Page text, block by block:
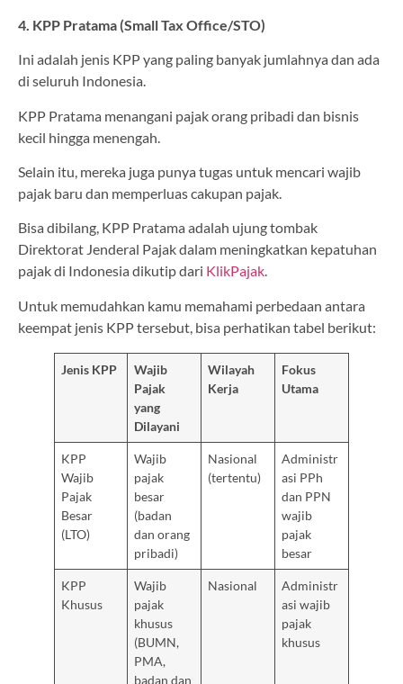
4. KPP Pratama (Small Tax Office/STO)
Ini adalah jenis KPP yang paling banyak jumlahnya dan ada
di seluruh Indonesia.
KPP Pratama menangani pajak orang pribadi dan bisnis
kecil hingga menengah.
Selain itu, mereka juga punya tugas untuk mencari wajib
pajak baru dan memperluas cakupan pajak.
Bisa dibilang, KPP Pratama adalah ujung tombak
Direktorat Jenderal Pajak dalam meningkatkan kepatuhan
pajak di Indonesia dikutip dari KlikPajak.
Untuk memudahkan kamu memahami perbedaan antara
keempat jenis KPP tersebut, bisa perhatikan tabel berikut:
Jenis KPP
Wajib
Pajak
yang
Dilayani
Wilayah
Kerja
Fokus
Utama
KPP
Wajib
Pajak
Besar
(LTO)
Wajib
pajak
besar
(badan
dan orang
pribadi)
Nasional
(tertentu)
Administr
asi PPh
dan PPN
wajib
pajak
besar
KPP
Khusus
Wajib
pajak
khusus
(BUMN,
PMA,
badan dan
Nasional
Administr
asi wajib
pajak
khusus